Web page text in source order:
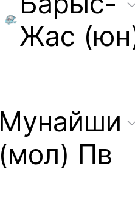
Жас
Мунайши
(мол) Пв